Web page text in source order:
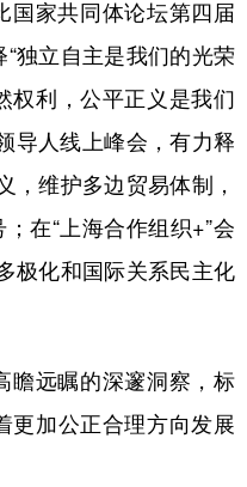
家共同体论坛第四届
独立自主是我们的光荣
权利，公平正义是我们
导人线上峰会，有力释
，维护多边贸易体制，
；在“上海合作组织+”会
极化和国际关系民主化
远瞩的深邃洞察，标
更加公正合理方向发展